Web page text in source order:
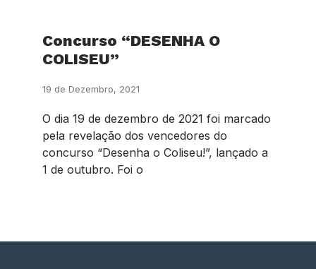
Concurso “DESENHA O
COLISEU”
19 de Dezembro, 2021
O dia 19 de dezembro de 2021 foi marcado
pela revelação dos vencedores do
concurso “Desenha o Coliseu!”, lançado a
1 de outubro. Foi o